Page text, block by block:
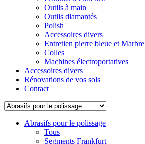
Outils à main
Outils diamantés
Polish
Accessoires divers
Entretien pierre bleue et Marbre
Colles
Machines électroportatives
Accessoires divers
Rénovations de vos sols
Contact
Abrasifs pour le polissage
Tous
Segments Frankfurt